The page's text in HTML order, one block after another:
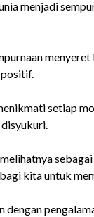
menjadi
setiap
kita untuk